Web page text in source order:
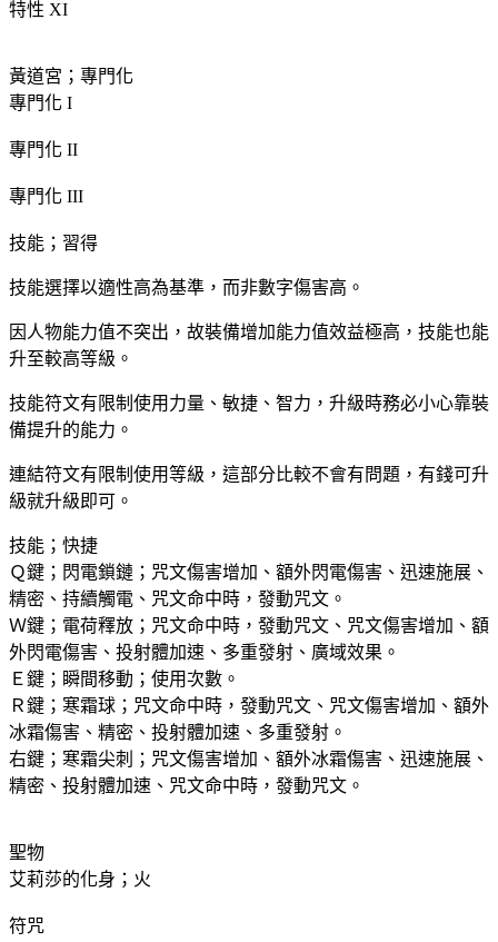
特性 XI
黃道宮；專門化
專門化 I
專門化 II
專門化 III
技能；習得
技能選擇以適性高為基準，而非數字傷害高。
因人物能力值不突出，故裝備增加能力值效益極高，技能也能
升至較高等級。
技能符文有限制使用力量、敏捷、智力，升級時務必小心靠裝
備提升的能力。
連結符文有限制使用等級，這部分比較不會有問題，有錢可升
級就升級即可。
技能；快捷
Ｑ鍵；閃電鎖鏈；咒文傷害增加、額外閃電傷害、迅速施展、
精密、持續觸電、咒文命中時，發動咒文。
Ｗ鍵；電荷釋放；咒文命中時，發動咒文、咒文傷害增加、額
外閃電傷害、投射體加速、多重發射、廣域效果。
Ｅ鍵；瞬間移動；使用次數。
Ｒ鍵；寒霜球；咒文命中時，發動咒文、咒文傷害增加、額外
冰霜傷害、精密、投射體加速、多重發射。
右鍵；寒霜尖刺；咒文傷害增加、額外冰霜傷害、迅速施展、
精密、投射體加速、咒文命中時，發動咒文。
聖物
艾莉莎的化身；火
符咒